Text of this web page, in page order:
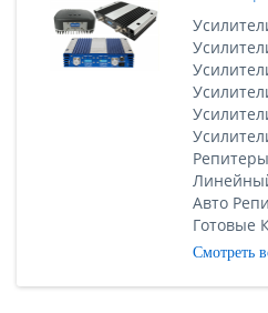
Авто
Готовые
Смотреть